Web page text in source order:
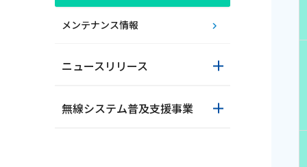
おトクな情報
メンテナンス情報
ニュースリリース
無線システム普及支援事業